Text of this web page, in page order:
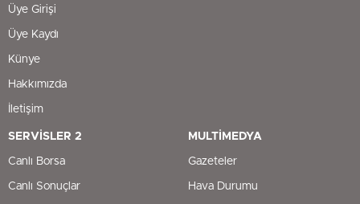
Üye Girişi
Üye Kaydı
Künye
Hakkımızda
İletişim
SERVİSLER 2
Canlı Borsa
Canlı Sonuçlar
MULTİMEDYA
Gazeteler
Hava Durumu